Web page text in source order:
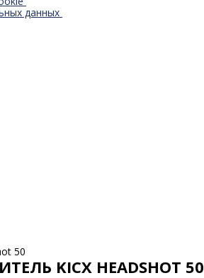
данных
50
KICX HEADSHOT 50